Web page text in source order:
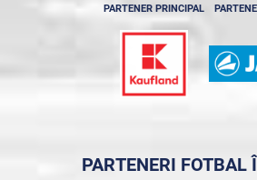
PARTENER PRINCIPAL
PARTENERI FOTBAL